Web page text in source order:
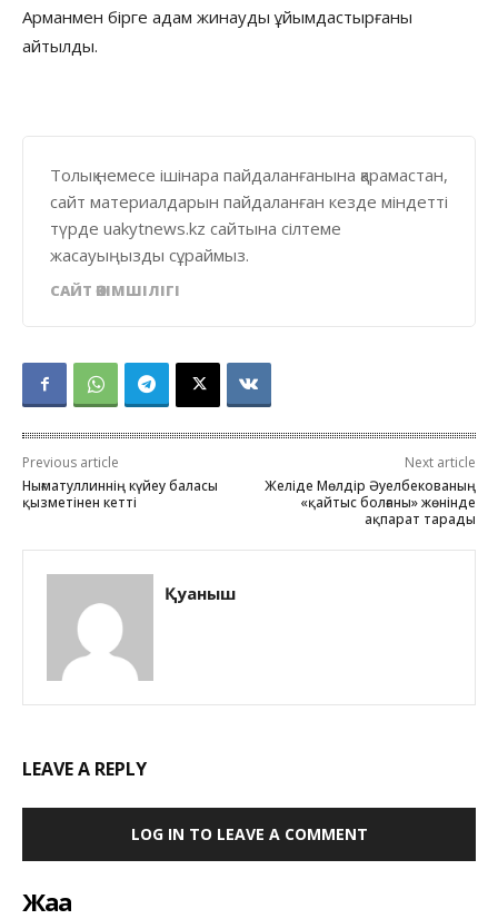
Арманмен бірге адам жинауды ұйымдастырғаны
айтылды.
Толық немесе ішінара пайдаланғанына қарамастан,
сайт материалдарын пайдаланған кезде міндетті
түрде uakytnews.kz сайтына сілтеме
жасауыңызды сұраймыз.
САЙТ ӘКІМШІЛІГІ
Previous article
Нығматуллиннің күйеу баласы
қызметінен кетті
Next article
Желіде Мөлдір Әуелбекованың
«қайтыс болғаны» жөнінде
ақпарат тарады
Қуаныш
LEAVE A REPLY
LOG IN TO LEAVE A COMMENT
Жаңа